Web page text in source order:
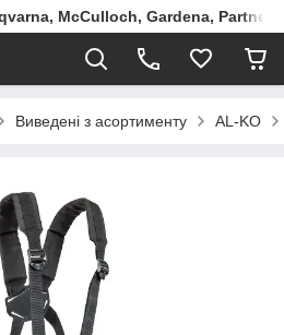
McCulloch, Gardena, Partner
Виведені з асортименту AL-KO